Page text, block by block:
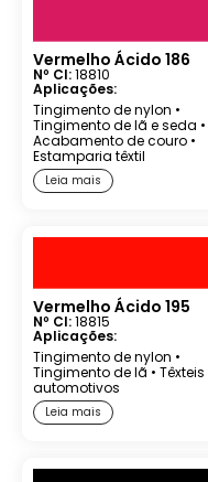
Vermelho Ácido 186
Nº CI:18810
Aplicações:
Tingimento de nylon •
Tingimento de lã e seda •
Acabamento de couro •
Estamparia têxtil
Leia mais
Vermelho Ácido 195
Nº CI:18815
Aplicações:
Tingimento de nylon •
Tingimento de lã • Têxteis
automotivos
Leia mais